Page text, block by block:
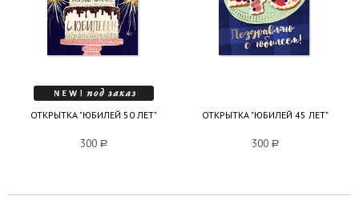
ОТКРЫТКА "ЮБИЛЕЙ 50 ЛЕТ"
300 a
ОТКРЫТКА "ЮБИЛЕЙ 45 ЛЕТ"
300 a